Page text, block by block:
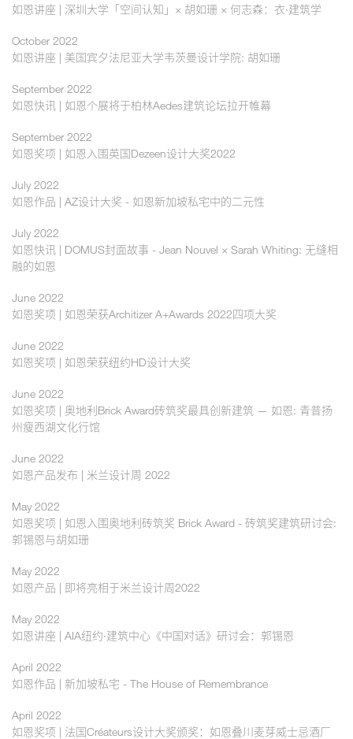
如恩讲座 | 深圳大学「空间认知」× 胡如珊 × 何志森：衣·建筑学
October 2022
如恩讲座 | 美国宾夕法尼亚大学韦茨曼设计学院: 胡如珊
September 2022
如恩快讯 | 如恩个展将于柏林Aedes建筑论坛拉开帷幕
September 2022
如恩奖项 | 如恩入围英国Dezeen设计大奖2022
July 2022
如恩作品 | AZ设计大奖 - 如恩新加坡私宅中的二元性
July 2022
如恩快讯 | DOMUS封面故事 - Jean Nouvel × Sarah Whiting: 无缝相
融的如恩
June 2022
如恩奖项 | 如恩荣获Architizer A+Awards 2022四项大奖
June 2022
如恩奖项 | 如恩荣获纽约HD设计大奖
June 2022
如恩奖项 | 奥地利Brick Award砖筑奖最具创新建筑 — 如恩: 青普扬
州瘦西湖文化行馆
June 2022
如恩产品发布 | 米兰设计周 2022
May 2022
如恩奖项 | 如恩入围奥地利砖筑奖 Brick Award - 砖筑奖建筑研讨会:
郭锡恩与胡如珊
May 2022
如恩产品 | 即将亮相于米兰设计周2022
May 2022
如恩讲座 | AIA纽约·建筑中心《中国对话》研讨会：郭锡恩
April 2022
如恩作品 | 新加坡私宅 - The House of Remembrance
April 2022
如恩奖项 | 法国Créateurs设计大奖颁奖：如恩叠川麦芽威士忌酒厂